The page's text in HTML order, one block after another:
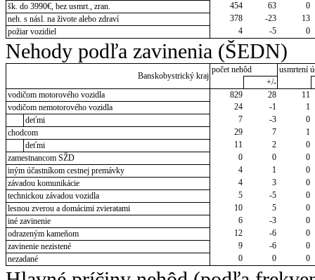
šk. do 3990€, bez usmrt., zran.
454 63
0
neh. s násl. na živote alebo zdraví
378 -23
13
požiar vozidiel
4 -5 0
Nehody podľa zavinenia (ŠEDN)
Banskobystrický kraj
počet nehôd
usmrtení
+/-
vodičom motorového vozidla
829 28
11
vodičom nemotorového vozidla
24 -1
1
deťmi
7 -3
0
chodcom
29 7
1
deťmi
11 2
0
zamestnancom SŽD
0 0
0
iným účastníkom cestnej premávky
4 1
0
závadou komunikácie
4 3
0
technickou závadou vozidla
5 -5
0
lesnou zverou a domácimi zvieratami
10 5
0
iné zavinenie
6 -3
0
odrazeným kameňom
12 -6
0
zavinenie nezistené
9 -6
0
nezadané
0 0 0